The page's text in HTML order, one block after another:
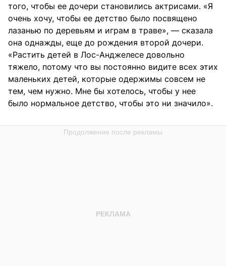
того, чтобы ее дочери становились актрисами. «Я
очень хочу, чтобы ее детство было посвящено
лазанью по деревьям и играм в траве», — сказала
она однажды, еще до рождения второй дочери.
«Растить детей в Лос-Анджелесе довольно
тяжело, потому что вы постоянно видите всех этих
маленьких детей, которые одержимы совсем не
тем, чем нужно. Мне бы хотелось, чтобы у нее
было нормальное детство, чтобы это ни значило».